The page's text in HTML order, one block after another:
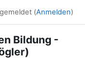
(Anmelden)
Bildung -